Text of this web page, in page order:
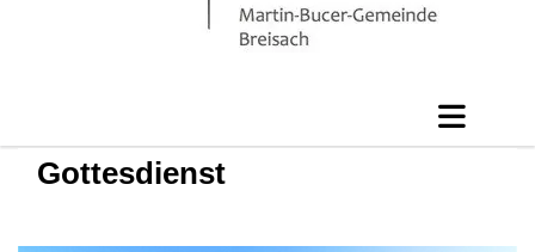
Gottesdienst